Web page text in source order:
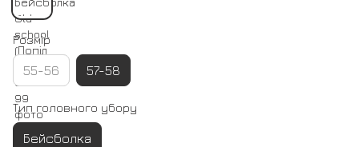
Розмір
55-56 57-58
Тип головного убору
Бейсболка